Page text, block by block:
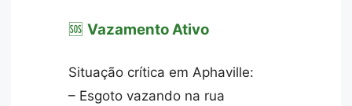
🆘Vazamento Ativo
Situação crítica em Aphaville:
– Esgoto vazando na rua